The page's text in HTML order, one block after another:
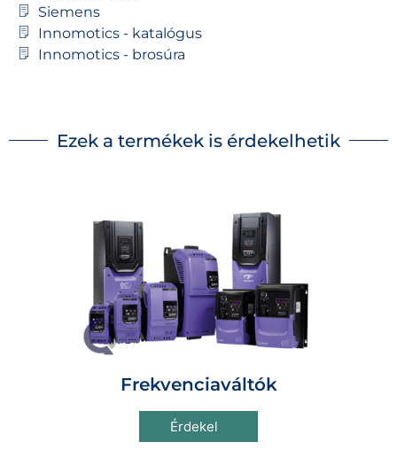
Siemens
Innomotics - katalógus
Innomotics - brosúra
Ezek a termékek is érdekelhetik
Frekvenciaváltók
Érdekel